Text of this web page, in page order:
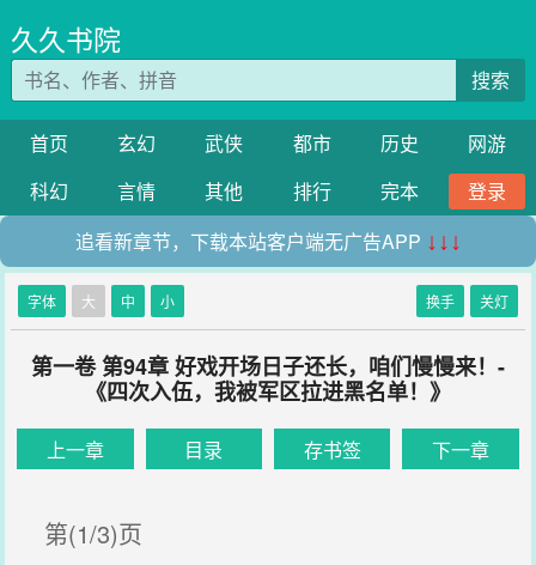
久久书院
搜索
首页 玄幻 武侠 都市 历史
网游
科幻
言情 其他 排行 完本
登录
追看新章节，下载本站客户端无广告APP ↓↓↓
字体 大 中 小 换手 关灯
第一卷 第94章 好戏开场日子还长，咱们慢慢来！-
《四次入伍，我被军区拉进黑名单！》
上一章 目录 存书签 下一章
第(1/3)页